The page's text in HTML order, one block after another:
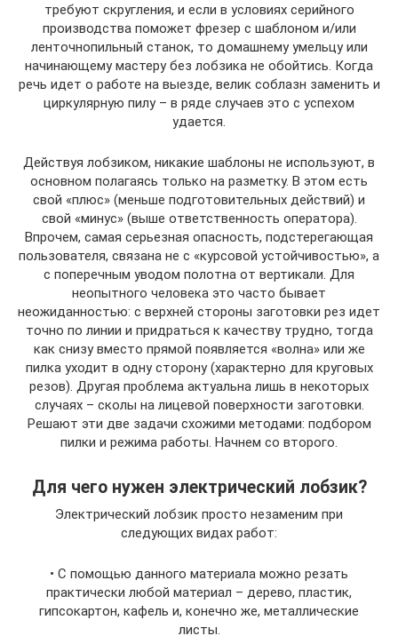
требуют скругления, и если в условиях серийного
производства поможет фрезер с шаблоном и/или
ленточнопильный станок, то домашнему умельцу или
начинающему мастеру без лобзика не обойтись. Когда
речь идет о работе на выезде, велик соблазн заменить и
циркулярную пилу – в ряде случаев это с успехом
удается.
Действуя лобзиком, никакие шаблоны не используют, в
основном полагаясь только на разметку. В этом есть
свой «плюс» (меньше подготовительных действий) и
свой «минус» (выше ответственность оператора).
Впрочем, самая серьезная опасность, подстерегающая
пользователя, связана не с «курсовой устойчивостью», а
с поперечным уводом полотна от вертикали. Для
неопытного человека это часто бывает
неожиданностью: с верхней стороны заготовки рез идет
точно по линии и придраться к качеству трудно, тогда
как снизу вместо прямой появляется «волна» или же
пилка уходит в одну сторону (характерно для круговых
резов). Другая проблема актуальна лишь в некоторых
случаях – сколы на лицевой поверхности заготовки.
Решают эти две задачи схожими методами: подбором
пилки и режима работы. Начнем со второго.
Для чего нужен электрический лобзик?
Электрический лобзик просто незаменим при
следующих видах работ:
• С помощью данного материала можно резать
практически любой материал – дерево, пластик,
гипсокартон, кафель и, конечно же, металлические
листы.